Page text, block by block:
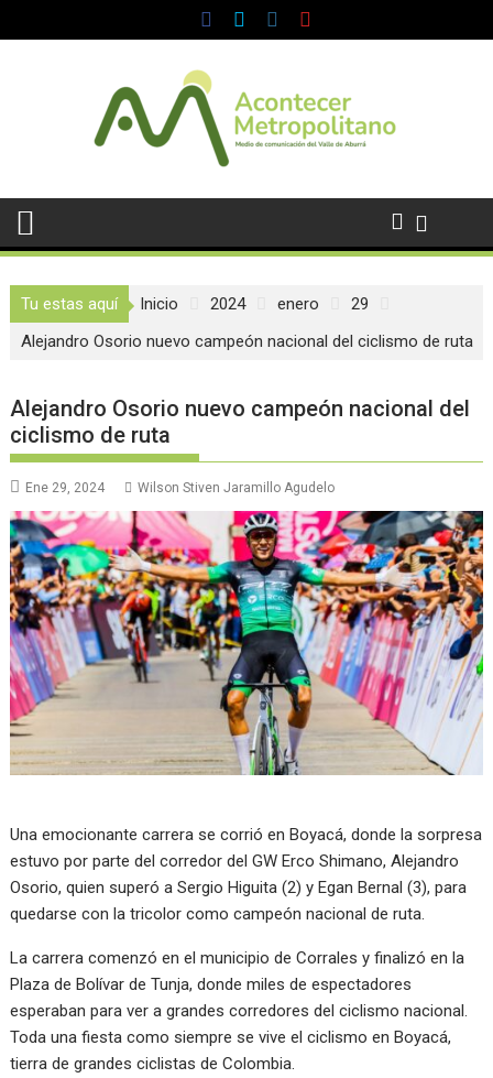
al
Tu estas aquí Inicio 2024 enero
29
Alejandro Osorio nuevo campeón nacional del ciclismo de ruta
Alejandro Osorio nuevo campeón nacional del
ciclismo de ruta
Ene 29, 2024 Wilson Stiven Jaramillo Agudelo
Una emocionante carrera se corrió en Boyacá, donde la sorpresa
estuvo por parte del corredor del GW Erco Shimano, Alejandro
Osorio, quien superó a Sergio Higuita (2) y Egan Bernal (3), para
quedarse con la tricolor como campeón nacional de ruta.
La carrera comenzó en el municipio de Corrales y finalizó en la
Plaza de Bolívar de Tunja, donde miles de espectadores
esperaban para ver a grandes corredores del ciclismo nacional.
Toda una fiesta como siempre se vive el ciclismo en Boyacá,
tierra de grandes ciclistas de Colombia.